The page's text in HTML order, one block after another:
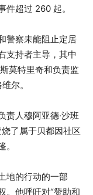
件超过 260 起。
警察未能阻止定居
支持者主导，其中
莫特里奇和负责监
尔。
责人穆阿亚德·沙班
了属于贝都因社区
地的行动的一部
。他呼吁对“赞助和